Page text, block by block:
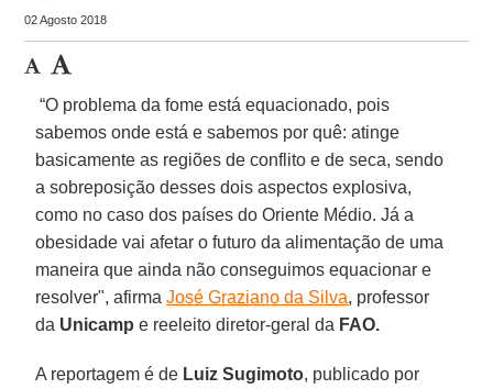
02 Agosto 2018
“O problema da fome está equacionado, pois
sabemos onde está e sabemos por quê: atinge
basicamente as regiões de conflito e de seca, sendo
a sobreposição desses dois aspectos explosiva,
como no caso dos países do Oriente Médio. Já a
obesidade vai afetar o futuro da alimentação de uma
maneira que ainda não conseguimos equacionar e
resolver", afirmaJosé Graziano da Silva, professor
da Unicamp e reeleito diretor-geral da FAO.
A reportagem é de Luiz Sugimoto, publicado por